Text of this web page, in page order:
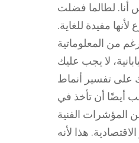
أنا. لطالما فضلت
لأنها مفيدة للغاية.
من المعلوماتية
لا يجب عليك
على تفسير أنماط
أيضًا أن تأخذ في
من المؤشرات الفنية
هذا لأنه